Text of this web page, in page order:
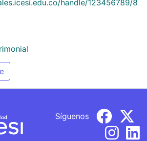
handle/123456789/8
Síguenos